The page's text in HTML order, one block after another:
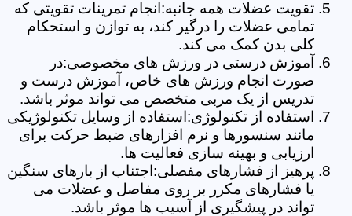
تقویت عضلات همه جانبه:انجام تمرینات تقویتی که
تمامی عضلات را درگیر کند، به توازن و استحکام
کلی بدن کمک می کند.
آموزش درستی در ورزش های مخصوصی:در
صورت انجام ورزش های خاص، آموزش درست و
تدریس از یک مربی متخصص می تواند موثر باشد.
استفاده از تکنولوژی:استفاده از وسایل تکنولوژیکی
مانند سنسورها و نرم افزارهای ضبط حرکت برای
ارزیابی و بهینه سازی فعالیت ها.
پرهیز از فشارهای مفصلی:اجتناب از بارهای سنگین
یا فشارهای مکرر بر روی مفاصل و عضلات می
تواند در پیشگیری از آسیب ها موثر باشد.